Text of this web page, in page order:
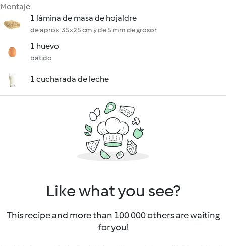
Montaje
1 lámina de masa de hojaldre
de aprox. 35x25 cm y de 5 mm de grosor
1 huevo
batido
1 cucharada de leche
Like what you see?
This recipe and more than 100 000 others are waiting
for you!